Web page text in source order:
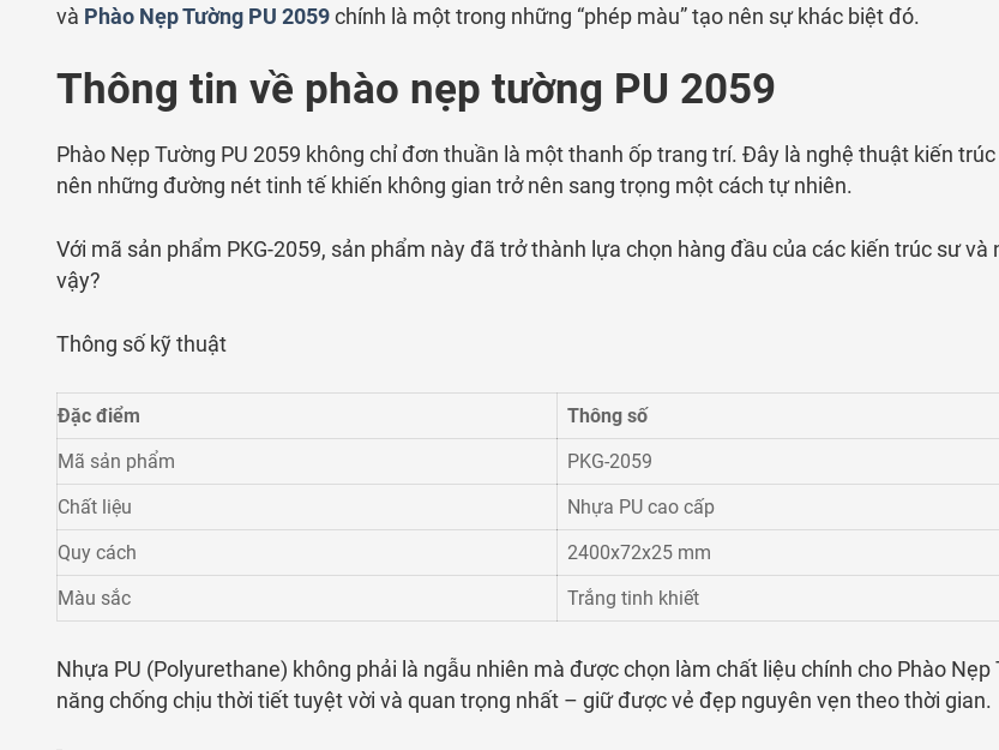
và Phào Nẹp Tường PU 2059chính là một trong những “phép màu” tạo nên sự khác biệt đó.
Thông tin về phào nẹp tường PU 2059
Phào Nẹp Tường PU 2059 không chỉ đơn thuần là một thanh ốp trang trí. Đây là nghệ thuật kiến
nên những đường nét tinh tế khiến không gian trở nên sang trọng một cách tự nhiên.
Với mã sản phẩm PKG-2059, sản phẩm này đã trở thành lựa chọn hàng đầu của các kiến trúc sư
vậy?
Thông số kỹ thuật
Đặc điểm Thông số
Mã sản phẩm
PKG-2059
Chất liệu
Nhựa PU cao cấp
Quy cách
2400x72x25 mm
Màu sắc
Trắng tinh khiết
Nhựa PU (Polyurethane) không phải là ngẫu nhiên mà được chọn làm chất liệu chính cho Phào
năng chống chịu thời tiết tuyệt vời và quan trọng nhất – giữ được vẻ đẹp nguyên vẹn theo thời gian.